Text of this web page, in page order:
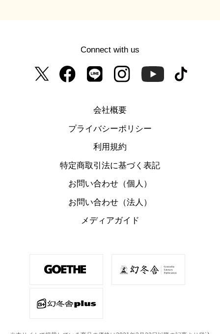
Connect with us
会社概要
プライバシーポリシー
利用規約
特定商取引法に基づく表記
お問い合わせ（個人）
お問い合わせ（法人）
メディアガイド